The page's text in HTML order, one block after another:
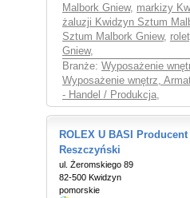
Malbork Gniew, markizy
żaluzji Kwidzyn Sztum
Sztum Malbork Gniew,
Gniew,
Branże: Wyposażenie
Wyposażenie wnętrz,
- Handel / Produkcja,
ROLEX U BASI
Reszczyński
ul. Żeromskiego 89
82-500 Kwidzyn
pomorskie